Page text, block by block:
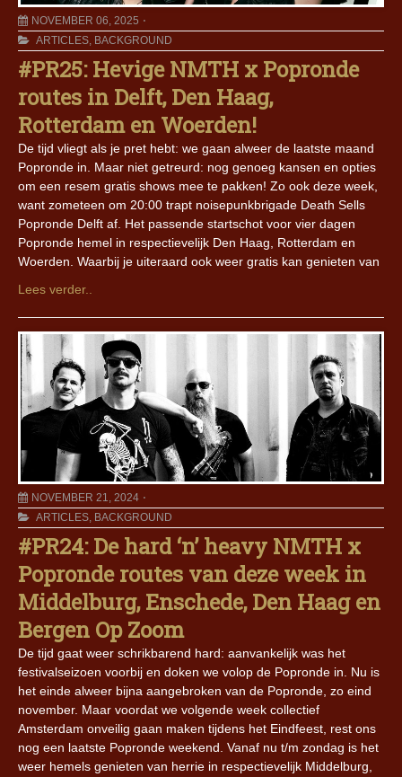
NOVEMBER 06, 2025
ARTICLES, BACKGROUND
#PR25: Hevige NMTH x Popronde
routes in Delft, Den Haag,
Rotterdam en Woerden!
De tijd vliegt als je pret hebt: we gaan alweer de laatste maand
Popronde in. Maar niet getreurd: nog genoeg kansen en opties
om een resem gratis shows mee te pakken! Zo ook deze week,
want zometeen om 20:00 trapt noisepunkbrigade Death Sells
Popronde Delft af. Het passende startschot voor vier dagen
Popronde hemel in respectievelijk Den Haag, Rotterdam en
Woerden. Waarbij je uiteraard ook weer gratis kan genieten van
Lees verder..
NOVEMBER 21, 2024
ARTICLES, BACKGROUND
#PR24: De hard ‘n’ heavy NMTH x
Popronde routes van deze week in
Middelburg, Enschede, Den Haag en
Bergen Op Zoom
De tijd gaat weer schrikbarend hard: aanvankelijk was het
festivalseizoen voorbij en doken we volop de Popronde in. Nu is
het einde alweer bijna aangebroken van de Popronde, zo eind
november. Maar voordat we volgende week collectief
Amsterdam onveilig gaan maken tijdens het Eindfeest, rest ons
nog een laatste Popronde weekend. Vanaf nu t/m zondag is het
weer hemels genieten van herrie in respectievelijk Middelburg,